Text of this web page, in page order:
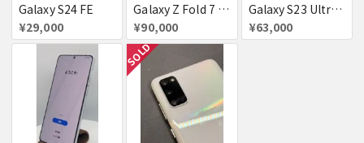
Galaxy S24 FE
¥29,000
Galaxy Z Fold 7 au版 SCG34 赤ロム
¥90,000
Galaxy S23 Ultra SC-52D docomo グリーン
¥63,000
SOLD